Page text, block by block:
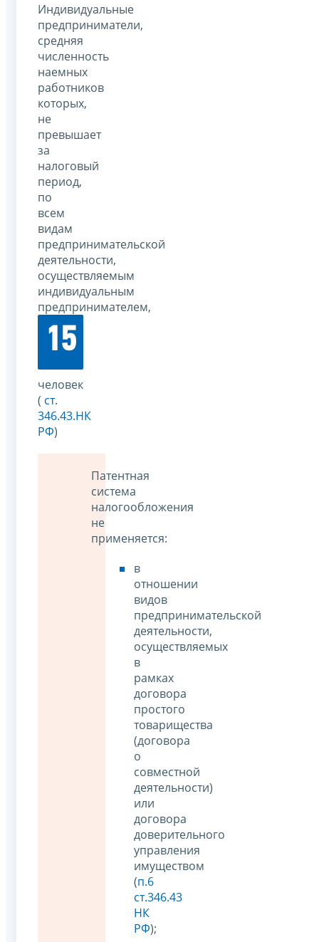
Индивидуальные
предприниматели,
средняя
численность
наемных
работников
которых,
не
превышает
за
налоговый
период,
по
всем
видам
предпринимательской
деятельности,
осуществляемым
индивидуальным
предпринимателем,
15
человек
( ст.
346.43.НК
РФ)
Патентная
система
налогообложения
не
применяется:
в
отношении
видов
предпринимательской
деятельности,
осуществляемых
в
рамках
договора
простого
товарищества
(договора
о
совместной
деятельности)
или
договора
доверительного
управления
имуществом
(п.6
ст.346.43
НК
РФ);